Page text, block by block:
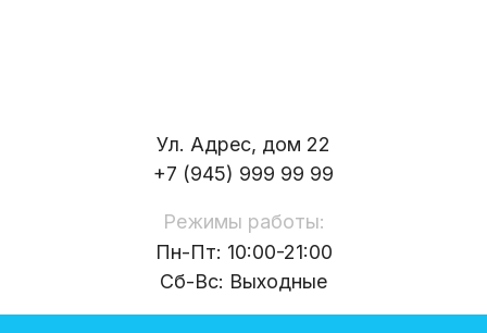
Ул. Адрес, дом 22
+7 (945) 999 99 99
Пн-Пт: 10:00-21:00
Сб-Вс: Выходные
Режимы работы: